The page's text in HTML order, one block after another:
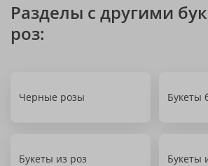
Разделы с другими
роз:
Черные розы Букеты
Букеты из роз Букеты